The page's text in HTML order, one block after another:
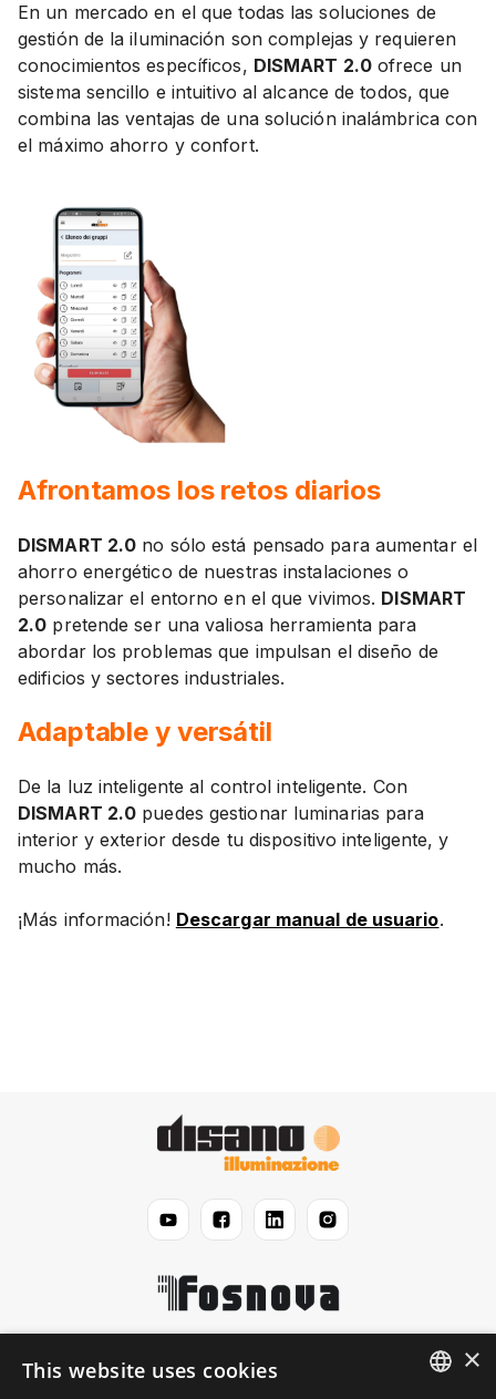
En un mercado en el que todas las soluciones de
gestión de la iluminación son complejas y requieren
conocimientos específicos, DISMART 2.0ofrece un
sistema sencillo e intuitivo al alcance de todos, que
combina las ventajas de una solución inalámbrica con
el máximo ahorro y confort.
Afrontamos los retos diarios
DISMART 2.0 no sólo está pensado para aumentar el
ahorro energético de nuestras instalaciones o
personalizar el entorno en el que vivimos. DISMART
2.0 pretende ser una valiosa herramienta para
abordar los problemas que impulsan el diseño de
edificios y sectores industriales.
Adaptable y versátil
De la luz inteligente al control inteligente. Con
DISMART 2.0 puedes gestionar luminarias para
interior y exterior desde tu dispositivo inteligente, y
mucho más.
¡Más información! Descargar manual de usuario.
Disano ×
This website uses cookies